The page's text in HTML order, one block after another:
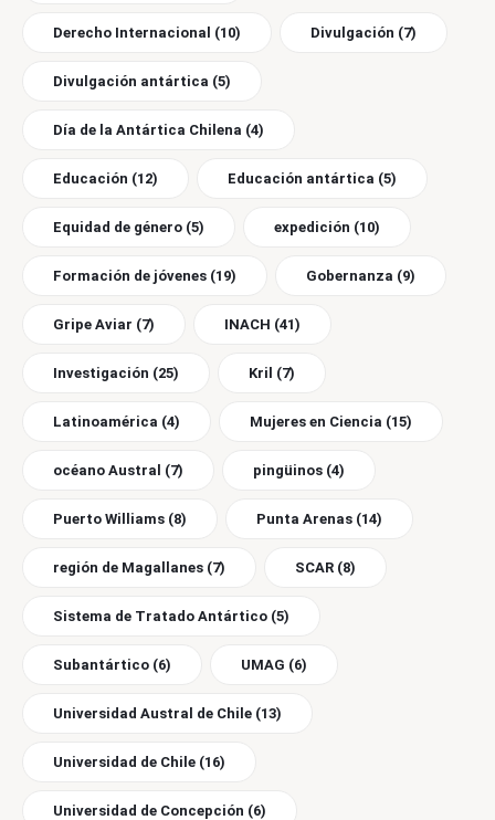
Derecho Internacional (10) Divulgación (7)
Divulgación antártica (5)
Día de la Antártica Chilena (4)
Educación (12) Educación antártica (5)
Equidad de género (5) expedición (10)
Formación de jóvenes (19) Gobernanza (9)
Gripe Aviar (7) INACH (41)
Investigación (25) Kril (7)
Latinoamérica (4) Mujeres en Ciencia (15)
océano Austral (7) pingüinos (4)
Puerto Williams (8) Punta Arenas (14)
región de Magallanes (7) SCAR (8)
Sistema de Tratado Antártico (5)
Subantártico (6) UMAG (6)
Universidad Austral de Chile (13)
Universidad de Chile (16)
Universidad de Concepción (6)